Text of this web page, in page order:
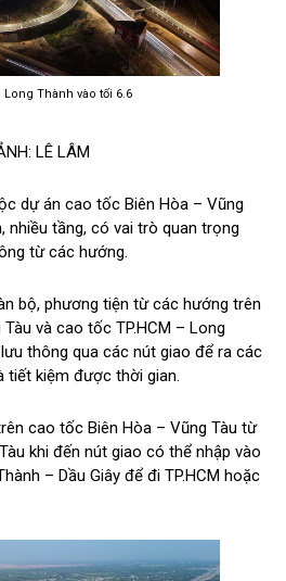
Long Thành vào tối 6.6
LÊ LÂM
dự án cao tốc Biên Hòa – Vũng
nhiều tầng, có vai trò quan trọng
từ các hướng.
bộ, phương tiện từ các hướng trên
và cao tốc TP.HCM – Long
thông qua các nút giao để ra các
tiết kiệm được thời gian.
cao tốc Biên Hòa – Vũng Tàu từ
khi đến nút giao có thể nhập vào
– Dầu Giây để đi TP.HCM hoặc